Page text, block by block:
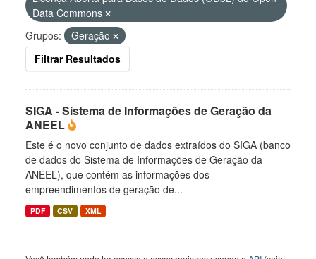
Data Commons
Grupos:
Geração
Filtrar Resultados
SIGA - Sistema de Informações de Geração da
ANEEL
Este é o novo conjunto de dados extraídos do SIGA (banco
de dados do Sistema de Informações de Geração da
ANEEL), que contém as informações dos
empreendimentos de geração de...
PDF CSV XML